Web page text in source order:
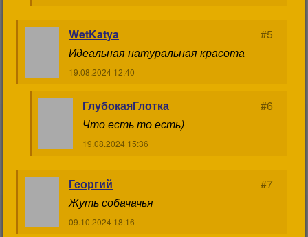
WetKatya
#5
Идеальная натуральная красота
19.08.2024 12:40
ГлубокаяГлотка
#6
Что есть то есть)
19.08.2024 15:36
Георгий
#7
Жуть собачачья
09.10.2024 18:16